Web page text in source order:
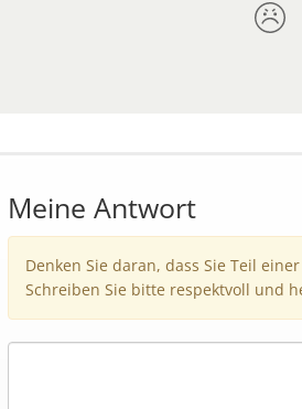
Meine Antwort
Denken Sie daran, dass Sie Teil
Schreiben Sie bitte respektvoll und